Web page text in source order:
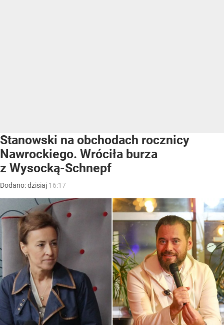
Stanowski na obchodach rocznicy
Nawrockiego. Wróciła burza
z Wysocką-Schnepf
Dodano:dzisiaj 16:17